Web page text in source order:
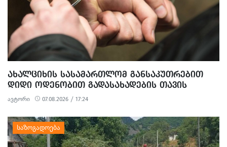
ᲐᲮᲐᲚᲪᲘᲮᲘᲡ ᲡᲐᲡᲐᲛᲐᲠᲗᲚᲝᲛ ᲒᲐᲜᲡᲐᲙᲣᲗᲠᲔᲑᲘᲗ
ᲓᲘᲓᲘ ᲝᲓᲔᲜᲝᲑᲘᲗ ᲒᲐᲓᲐᲡᲐᲮᲐᲓᲔᲑᲘᲡ ᲗᲐᲕᲘᲡ
ᲐᲠᲘᲓᲔᲑᲘᲡ, ᲓᲘᲓᲘ ᲝᲓᲔᲜᲝᲑᲘᲗ ᲗᲐᲦᲚᲘᲗᲝᲑᲘᲡ
ᲛᲪᲓᲔᲚᲝᲑᲘᲡ ᲓᲐ ᲛᲝᲢᲧᲣᲔᲑᲘᲗ ᲥᲝᲜᲔᲑᲠᲘᲕᲘ
ᲓᲐᲖᲘᲐᲜᲔᲑᲘᲡ ᲤᲐᲥᲢᲔᲑᲖᲔ 1 ᲞᲘᲠᲘ ᲓᲐᲛᲜᲐᲨᲐᲕᲔᲓ ᲪᲜᲝ
ავტორი 07.08.2026 / 17:24